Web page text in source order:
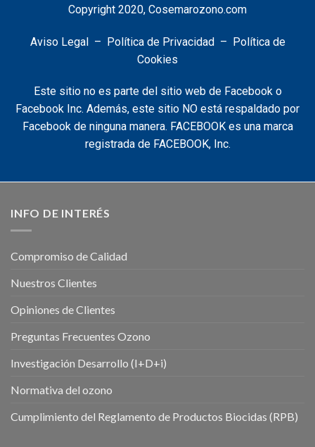
Copyright 2020, Cosemarozono.com
Aviso Legal– Política de Privacidad– Política de
Cookies
Este sitio no es parte del sitio web de Facebook o
Facebook Inc. Además, este sitio NO está respaldado por
Facebook de ninguna manera. FACEBOOK es una marca
registrada de FACEBOOK, Inc.
INFO DE INTERÉS
Compromiso de Calidad
Nuestros Clientes
Opiniones de Clientes
Preguntas Frecuentes Ozono
Investigación Desarrollo (I+D+i)
Normativa del ozono
Cumplimiento del Reglamento de Productos Biocidas (RPB)